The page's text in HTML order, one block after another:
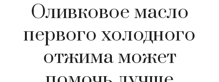
Оливковое масло
первого холодного
отжима может